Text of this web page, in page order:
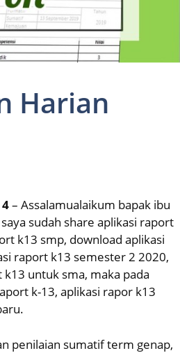
Harian
– Assalamualaikum bapak ibu
sudah share aplikasi raport
k13 smp, download aplikasi
raport k13 semester 2 2020,
untuk sma, maka pada
k-13, aplikasi rapor k13
penilaian sumatif term genap,